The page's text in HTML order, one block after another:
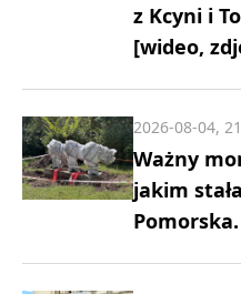
z Kcyni i
[wideo,
Ważny
jakim
2026-08-04,